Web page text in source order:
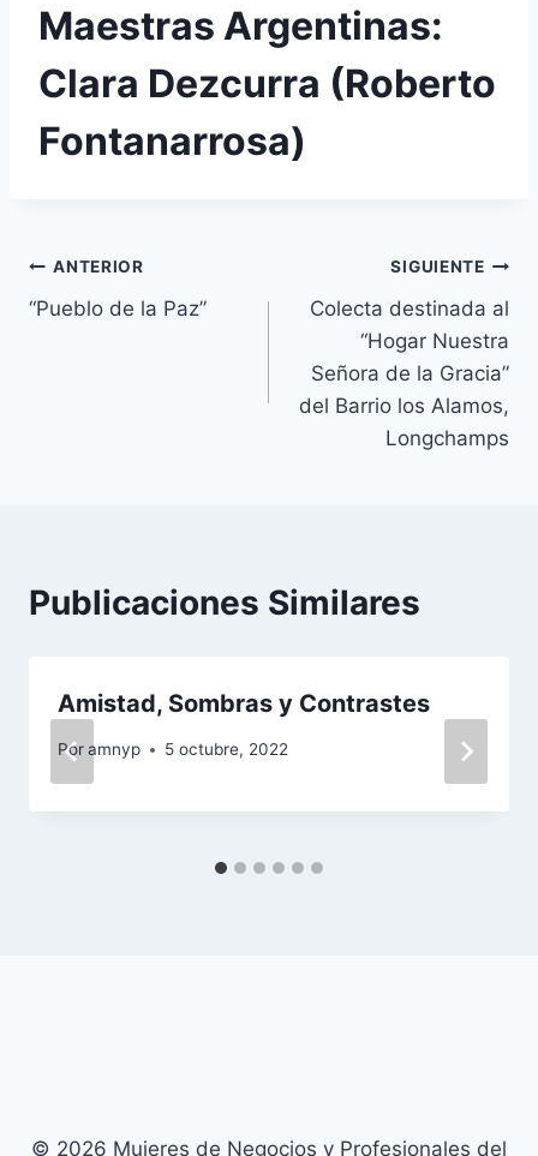
Maestras Argentinas:
Clara Dezcurra (Roberto
Fontanarrosa)
Navegación
de
ANTERIOR
“Pueblo de la Paz”
SIGUIENTE
Colecta destinada al
“Hogar Nuestra
Señora de la Gracia”
del Barrio los Alamos,
Longchamps
Publicaciones Similares
Amistad, Sombras y Contrastes
Poramnyp 5 octubre, 2022
© 2026 Mujeres de Negocios y Profesionales del